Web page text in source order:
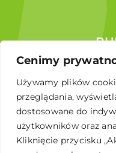
Cenimy
Używamy plików
przeglądania,
dostosowane do
użytkowników oraz
Kliknięcie przycisku
Raporty
Broszura edukacyjna